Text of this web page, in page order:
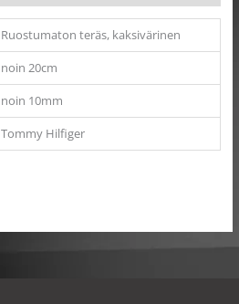
Ruostumaton teräs, kaksivärinen
noin 20cm
noin 10mm
Tommy Hilfiger